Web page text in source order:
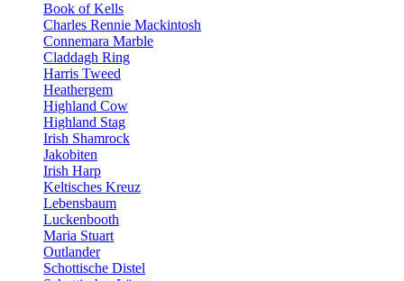
Book of Kells
Charles Rennie Mackintosh
Connemara Marble
Claddagh Ring
Harris Tweed
Heathergem
Highland Cow
Highland Stag
Irish Shamrock
Jakobiten
Irish Harp
Keltisches Kreuz
Lebensbaum
Luckenbooth
Maria Stuart
Outlander
Schottische Distel